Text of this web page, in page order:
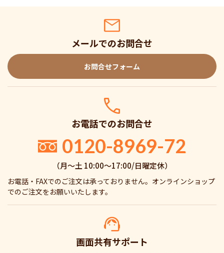
メールでのお問合せ
お問合せフォーム
お電話でのお問合せ
0120-8969-72
（月〜土 10:00〜17:00/日曜定休）
お電話・FAXでのご注文は承っておりません。オンラインショップ
でのご注文をお願いいたします。
画面共有サポート